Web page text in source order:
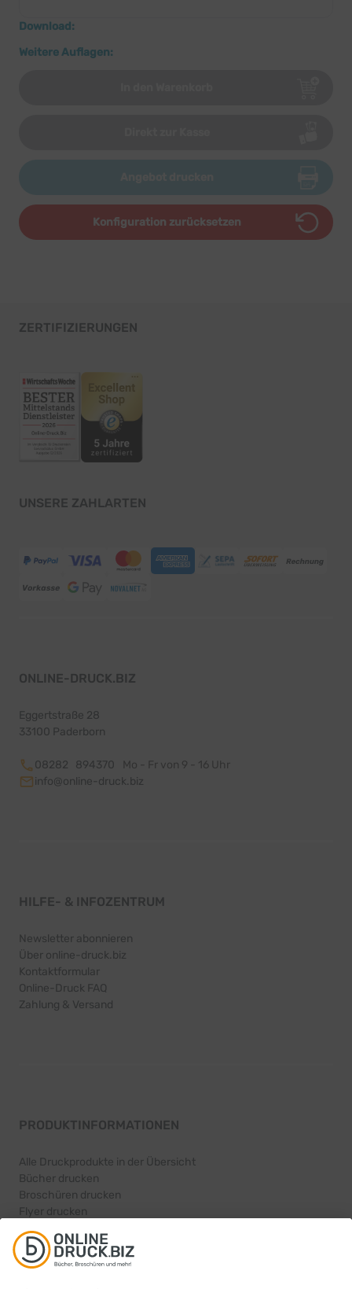
Download:
Weitere Auflagen:
Konfiguration zurücksetzen
ZERTIFIZIERUNGEN
UNSERE ZAHLARTEN
ONLINE-DRUCK.BIZ
Eggertstraße 28
33100 Paderborn
08282 894370
Mo - Fr von 9 - 16 Uhr
info@online-druck.biz
HILFE- & INFOZENTRUM
Newsletter abonnieren
Über online-druck.biz
Kontaktformular
Online-Druck FAQ
Zahlung & Versand
PRODUKTINFORMATIONEN
Alle Druckprodukte in der Übersicht
Bücher drucken
Broschüren drucken
Flyer drucken
Karten drucken